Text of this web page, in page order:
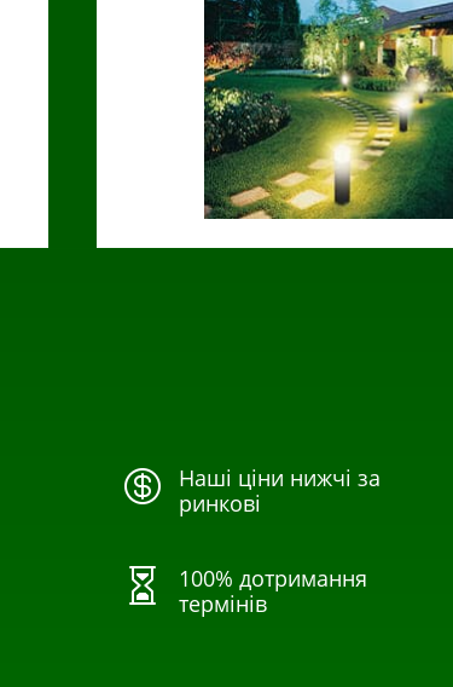

Наші ціни нижчі за
ринкові

100% дотримання
термінів